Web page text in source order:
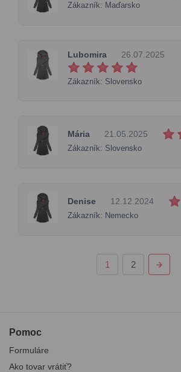
Zákazník: Maďarsko
Lubomira 26.07.2025
Zákazník: Slovensko
Mária 21.05.2025
Zákazník: Slovensko
Denise 12.12.2024
Zákazník: Nemecko
1 2
Pomoc
Formuláre
Ako tovar vrátiť?